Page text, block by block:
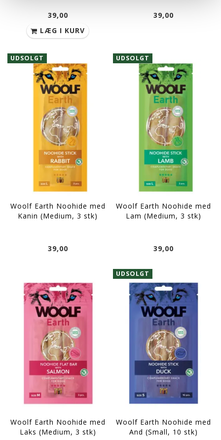
39,00
LÆG I KURV
39,00
UDSOLGT
Woolf Earth Noohide med
Kanin (Medium, 3 stk)
39,00
UDSOLGT
Woolf Earth Noohide med
Lam (Medium, 3 stk)
39,00
Woolf Earth Noohide med
Laks (Medium, 3 stk)
UDSOLGT
Woolf Earth Noohide med
And (Small, 10 stk)